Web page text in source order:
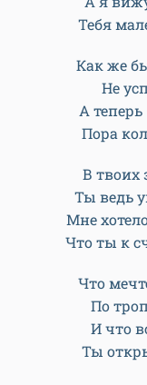
Всё,
Из
А
Пусть
И
Ты
На
Тебя
Как же
Не